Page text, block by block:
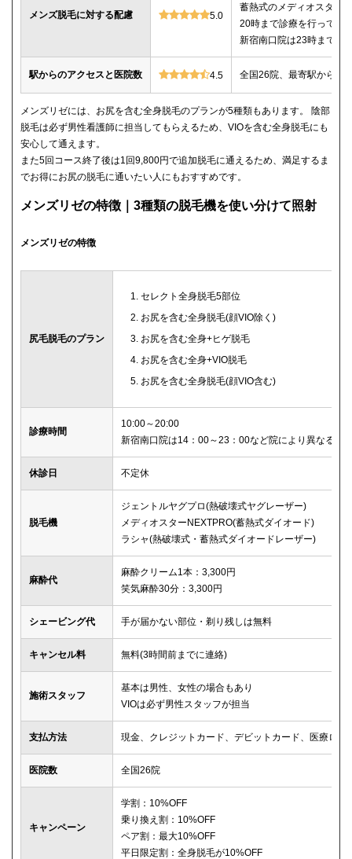
メンズ脱毛に対する配慮 5.0
蓄熱式のメディオスター
20時まで診療を行ってい
新宿南口院は23時までの
駅からのアクセスと医院数 4.5 全国26院、最寄駅から徒
メンズリゼには、お尻を含む全身脱毛のプランが5種類もあります。 陰部
脱毛は必ず男性看護師に担当してもらえるため、VIOを含む全身脱毛にも
安心して通えます。
また5回コース終了後は1回9,800円で追加脱毛に通えるため、満足するま
でお得にお尻の脱毛に通いたい人にもおすすめです。
メンズリゼの特徴｜3種類の脱毛機を使い分けて照射
メンズリゼの特徴
尻毛脱毛のプラン
セレクト全身脱毛5部位
お尻を含む全身脱毛(顔VIO除く)
お尻を含む全身+ヒゲ脱毛
お尻を含む全身+VIO脱毛
お尻を含む全身脱毛(顔VIO含む)
診療時間
10:00～20:00
新宿南口院は14：00～23：00など院により異なる
休診日 不定休
脱毛機
ジェントルヤグプロ(熱破壊式ヤグレーザー)
メディオスターNEXTPRO(蓄熱式ダイオード)
ラシャ(熱破壊式・蓄熱式ダイオードレーザー)
麻酔代
麻酔クリーム1本：3,300円
笑気麻酔30分：3,300円
シェービング代 手が届かない部位・剃り残しは無料
キャンセル料 無料(3時間前までに連絡)
施術スタッフ
基本は男性、女性の場合もあり
VIOは必ず男性スタッフが担当
支払方法 現金、クレジットカード、デビットカード、医療ロー
医院数 全国26院
キャンペーン
学割：10%OFF
乗り換え割：10%OFF
ペア割：最大10%OFF
平日限定割：全身脱毛が10%OFF